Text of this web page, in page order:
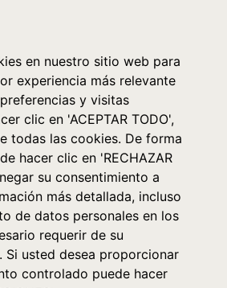
en nuestro sitio web para
experiencia más relevante
y visitas
clic en 'ACEPTAR TODO',
todas las cookies. De forma
hacer clic en 'RECHAZAR
su consentimiento a
más detallada, incluso
de datos personales en los
requerir de su
Si usted desea proporcionar
controlado puede hacer